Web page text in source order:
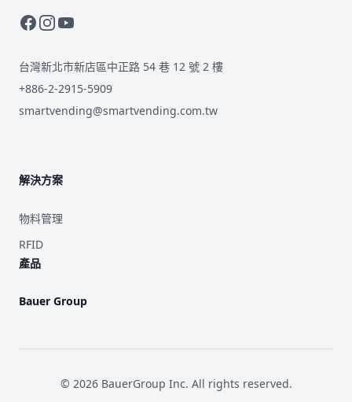
台灣新北市新店區中正路 54 巷 12 號 2 樓
+886-2-2915-5909
smartvending@smartvending.com.tw
解決方案
物料管理
RFID
產品
Bauer Group
© 2026BauerGroup Inc. All rights reserved.